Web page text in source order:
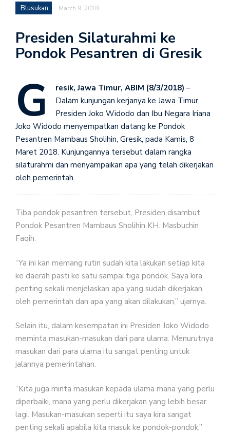
Blusukan March 9, 2018
Presiden Silaturahmi ke
Pondok Pesantren di Gresik
G resik, Jawa Timur, ABIM (8/3/2018) –
Dalam kunjungan kerjanya ke Jawa Timur,
Presiden Joko Widodo dan Ibu Negara Iriana
Joko Widodo menyempatkan datang ke Pondok
Pesantren Mambaus Sholihin, Gresik, pada Kamis, 8
Maret 2018. Kunjungannya tersebut dalam rangka
silaturahmi dan menyampaikan apa yang telah dikerjakan
oleh pemerintah.
Tiba pondok pesantren tersebut, Presiden disambut
Pondok Pesantren Mambaus Sholihin KH. Masbuchin
Faqih.
“Ya ini kan memang rutin sudah kita lakukan setiap kita
ke daerah pasti ke satu sampai tiga pondok. Saya kira
penting sekali menjelaskan apa yang sudah dikerjakan
oleh pemerintah dan apa yang akan dilakukan,” ujarnya.
Selain itu, dalam kesempatan ini Presiden Joko Widodo
meminta masukan-masukan dari para ulama. Menurutnya
masukan dari para ulama itu sangat penting untuk
jalannya pemerintahan.
“Kita juga minta masukan kepada ulama mana yang perlu
diperbaiki, mana yang perlu dikerjakan yang lebih besar
lagi. Masukan-masukan seperti itu saya kira sangat
penting sekali apabila kita masuk ke pondok-pondok,”